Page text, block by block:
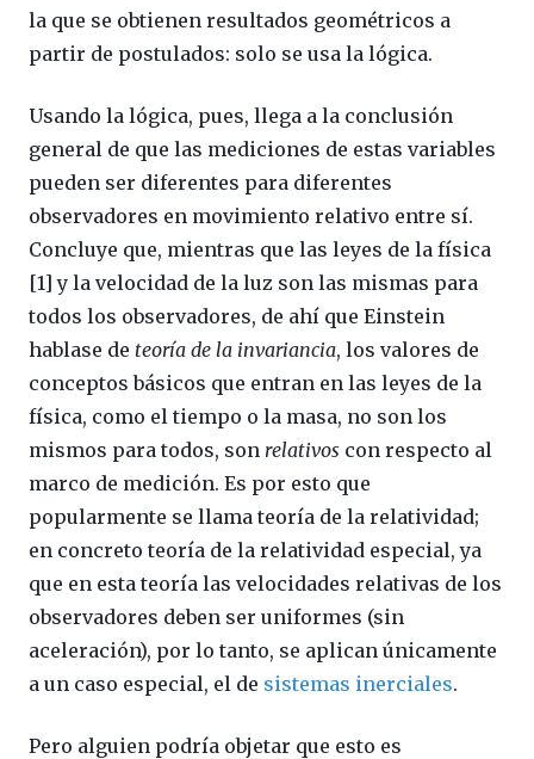
la que se obtienen resultados geométricos a
partir de postulados: solo se usa la lógica.
Usando la lógica, pues, llega a la conclusión
general de que las mediciones de estas variables
pueden ser diferentes para diferentes
observadores en movimiento relativo entre sí.
Concluye que, mientras que las leyes de la física
[1] y la velocidad de la luz son las mismas para
todos los observadores, de ahí que Einstein
hablase de teoría de la invariancia, los valores de
conceptos básicos que entran en las leyes de la
física, como el tiempo o la masa, no son los
mismos para todos, son relativos con respecto al
marco de medición. Es por esto que
popularmente se llama teoría de la relatividad;
en concreto teoría de la relatividad especial, ya
que en esta teoría las velocidades relativas de los
observadores deben ser uniformes (sin
aceleración), por lo tanto, se aplican únicamente
a un caso especial, el de sistemas inerciales.
Pero alguien podría objetar que esto es